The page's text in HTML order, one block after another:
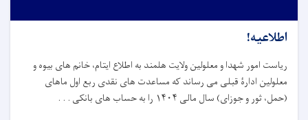
اطلاعیه!
ریاست امور شهدا و معلولین ولایت هلمند به اطلاع ایتام، خانم های بیوه و
معلولین ادارۀ قبلی می رساند که مساعدت های نقدی ربع اول ماهای
(حمل، ثور و جوزای) سال مالی ۱۴۰۴ را به حساب های بانکی . . .